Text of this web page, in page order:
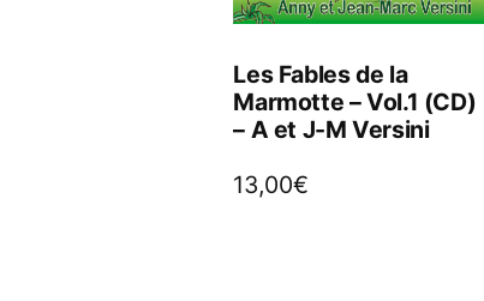
Les Fables de la
Marmotte – Vol.1 (CD)
– A et J-M Versini
13,00€